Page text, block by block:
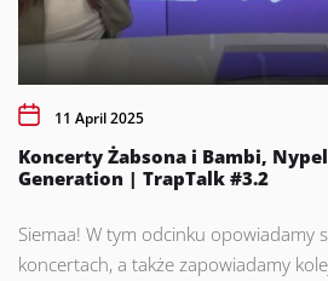
11 April 2025
Koncerty Żabsona i Bambi,
Generation | TrapTalk #3.2
Siemaa! W tym odcinku opowiadamy
koncertach, a także zapowiadamy